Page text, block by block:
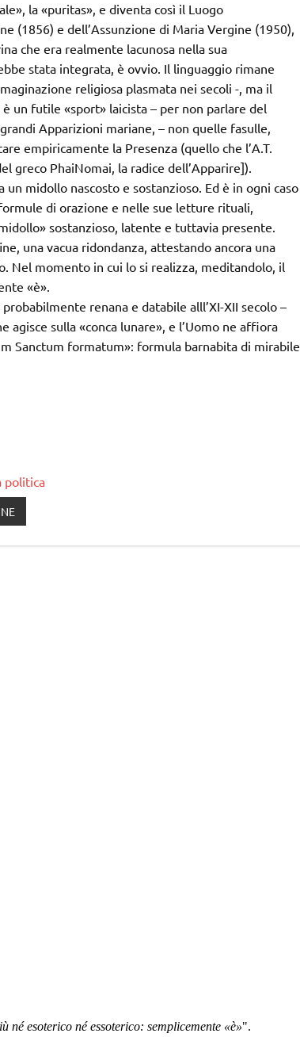
la «puritas», e diventa così il Luogo
(1856) e dell’Assunzione di Maria Vergine (1950),
che era realmente lacunosa nella sua
stata integrata, è ovvio. Il linguaggio rimane
religiosa plasmata nei secoli -, ma il
un futile «sport» laicista – per non parlare del
Apparizioni mariane, – non quelle fasulle,
empiricamente la Presenza (quello che l’A.T.
greco PhaiNomai, la radice dell’Apparire]).
midollo nascosto e sostanzioso. Ed è in ogni caso
di orazione e nelle sue letture rituali,
sostanzioso, latente e tuttavia presente.
una vacua ridondanza, attestando ancora una
Nel momento in cui lo si realizza, meditandolo, il
«è».
renana e databile alll’XI-XII secolo –
sulla «conca lunare», e l’Uomo ne affiora
Sanctum formatum»: formula barnabita di mirabile
politica